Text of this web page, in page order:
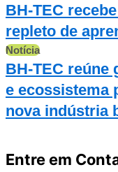
BH-TEC
repleto de
Notícia
BH-TEC reúne
e ecossistema
nova indústria
Entre em